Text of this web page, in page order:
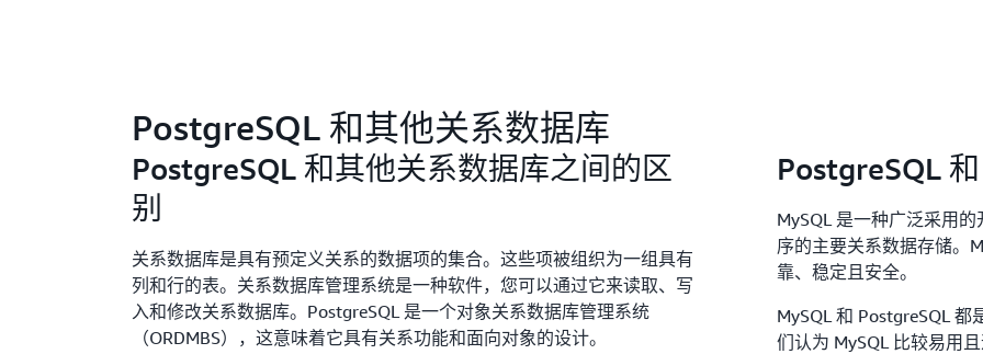
PostgreSQL 和其他关系数据库
PostgreSQL 和其他关系数据库之间的区
别
关系数据库是具有预定义关系的数据项的集合。这些项被组织为一组具有
列和行的表。关系数据库管理系统是一种软件，您可以通过它来读取、写
入和修改关系数据库。PostgreSQL 是一个对象关系数据库管理系统
（ORDMBS），这意味着它具有关系功能和面向对象的设计。
PostgreSQL
MySQL 是一种广泛采用
序的主要关系数据存储。
靠、稳定且安全。
MySQL 和 PostgreSQL
们认为 MySQL 比较易用